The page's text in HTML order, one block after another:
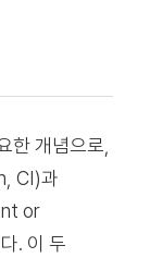
한 개념으로,
CI)과
or
. 이 두